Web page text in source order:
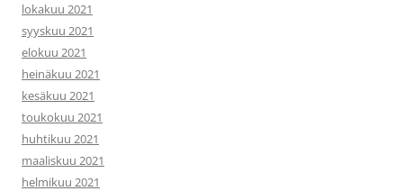
lokakuu 2021
syyskuu 2021
elokuu 2021
heinäkuu 2021
kesäkuu 2021
toukokuu 2021
huhtikuu 2021
maaliskuu 2021
helmikuu 2021